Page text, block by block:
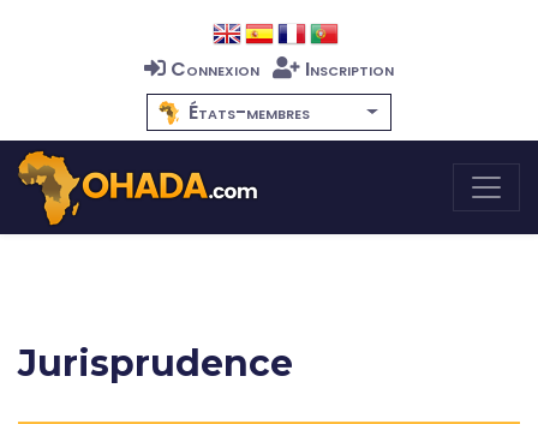
Connexion
Inscription
États-membres
Jurisprudence